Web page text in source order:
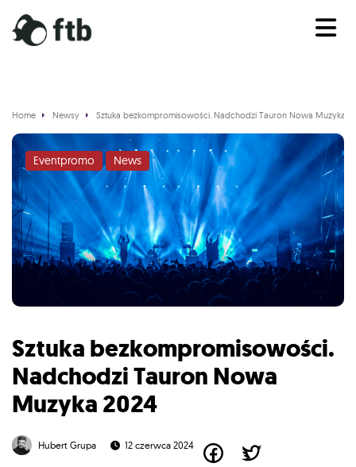
Home Newsy Sztuka bezkompromisowości. Nadchodzi Tauron Nowa Muzyka
Eventpromo News
Sztuka bezkompromisowości.
Nadchodzi Tauron Nowa
Muzyka 2024
Hubert Grupa 12 czerwca 2024